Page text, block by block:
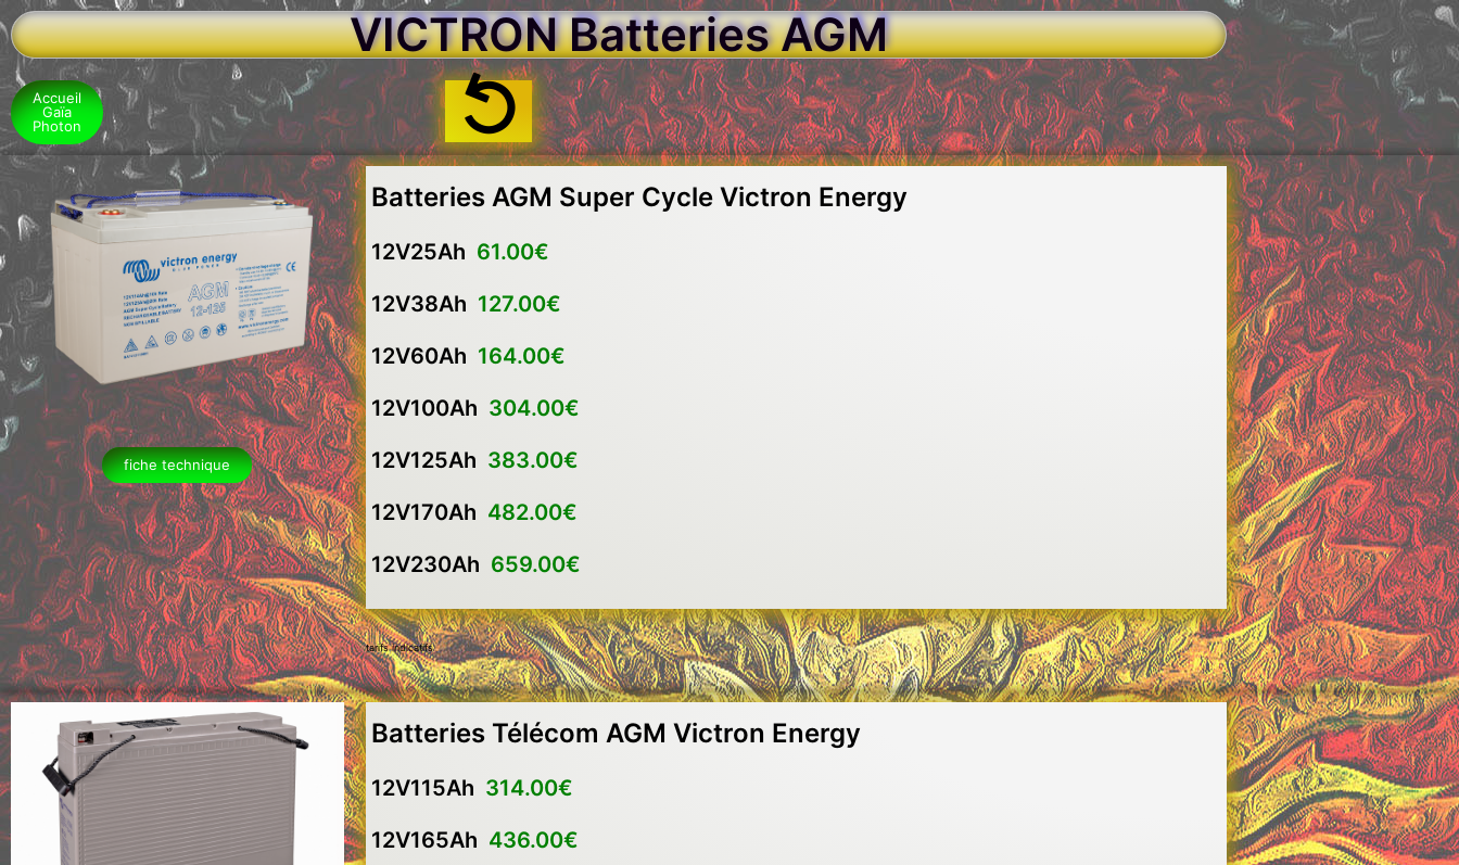
VICTRON Batteries AGM
Accueil
Gaïa
Photon
fiche technique
Batteries AGM Super Cycle Victron Energy
12V25Ah 61.00€
12V38Ah 127.00€
12V60Ah 164.00€
12V100Ah 304.00€
12V125Ah 383.00€
12V170Ah 482.00€
12V230Ah 659.00€
tarifs indicatifs
Batteries Télécom AGM Victron Energy
12V115Ah 314.00€
12V165Ah 436.00€